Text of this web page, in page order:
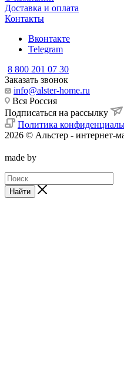
Доставка и оплата
Контакты
Вконтакте
Telegram
8 800 201 07 30
Заказать звонок
info@alster-home.ru
Вся Россия
Подписаться на рассылку
Политика
2026 © Альстер - интернет-
made by
Найти